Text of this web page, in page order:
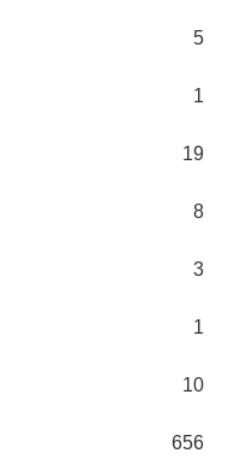
5
1
19
8
3
1
10
656